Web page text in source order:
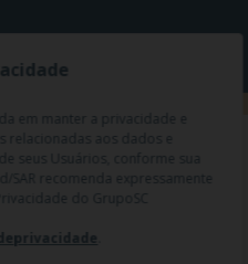
em manter a privacidade e
relacionadas aos dados e
seus Usuários, conforme sua
SAR recomenda expressamente
do GrupoSC